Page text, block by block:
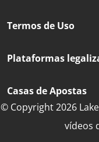
Termos de Uso
Plataformas
Casas de Apostas
© Copyright 2026
vídeos